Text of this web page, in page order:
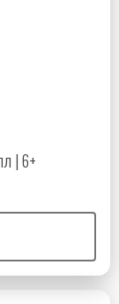
| 6+